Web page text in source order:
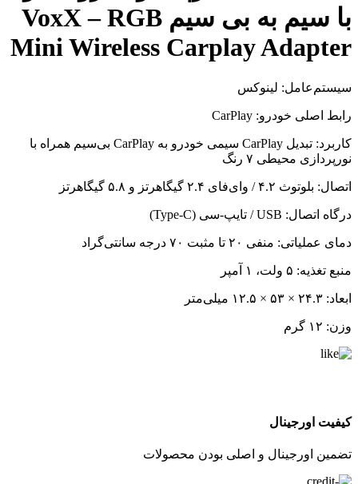
با سیم به بی سیم VoxX – RGB
Mini Wireless Carplay Adapter
سیستم‌عامل: لینوکس
رابط اصلی خودرو: CarPlay
کاربرد: تبدیل CarPlay سیمی خودرو به CarPlay بی‌سیم همراه با
نورپردازی محیطی ۷ رنگ
اتصال: بلوتوث ۴.۲ / وای‌فای ۲.۴ گیگاهرتز و ۵.۸ گیگاهرتز
درگاه اتصال: USB / تایپ-سی (Type-C)
دمای عملیاتی: منفی ۲۰ تا مثبت ۷۰ درجه سانتی‌گراد
منبع تغذیه: ۵ ولت، ۱ آمپر
ابعاد: ۲۴.۳ × ۵۳ × ۱۲.۵ میلی‌متر
وزن: ۱۲ گرم
کیفیت اورجینال
تضمین اورجینال و اصلی بودن محصولات